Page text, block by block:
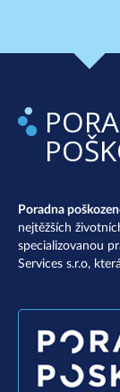
Poradna
nejtěžších
specializovanou
Services s.r.o,